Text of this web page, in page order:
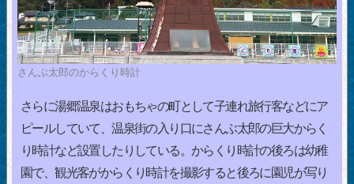
さんぶ太郎のからくり時計
さらに湯郷温泉はおもちゃの町として子連れ旅行客などにア
ピールしていて、温泉街の入り口にさんぶ太郎の巨大からく
り時計など設置したりしている。からくり時計の後ろは幼稚
園で、観光客がからくり時計を撮影すると後ろに園児が写り